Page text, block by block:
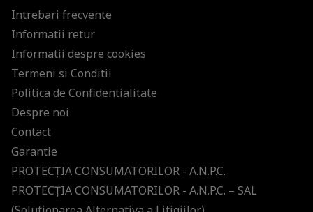
Intrebari frecvente
Informatii retur
Informatii despre cookies
Termeni si Conditii
Politica de Confidentialitate
Despre noi
Contact
Garantie
PROTECŢIA CONSUMATORILOR - A.N.P.C.
PROTECŢIA CONSUMATORILOR - A.N.P.C. – SAL